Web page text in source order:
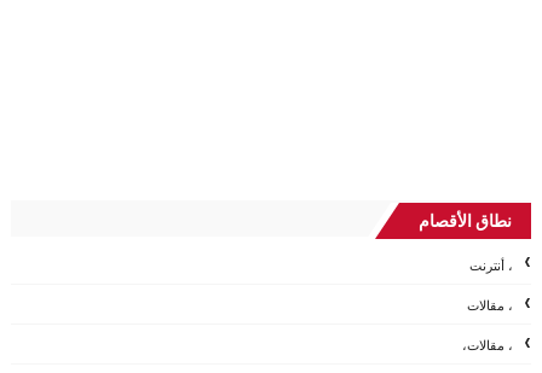
نطاق الأقصام
، أنترنت
، مقالات
، مقالات،